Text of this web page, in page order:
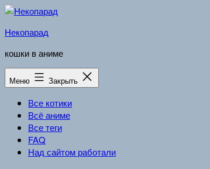
Перейти
содержимому
Некопарад
кошки в аниме
Меню Закрыть
Все котики
Всё аниме
Все теги
FAQ
Над сайтом работали